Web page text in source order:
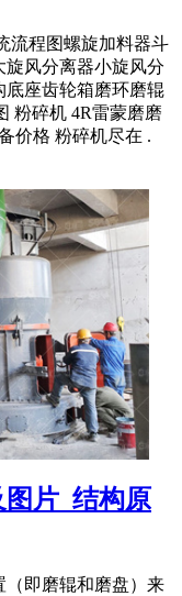
流程图螺旋加料器斗
风分离器小旋风分
底座齿轮箱磨环磨辊
粉碎机 4R雷蒙磨磨
价格 粉碎机尽在 .
片_结构原
（即磨辊和磨盘）来